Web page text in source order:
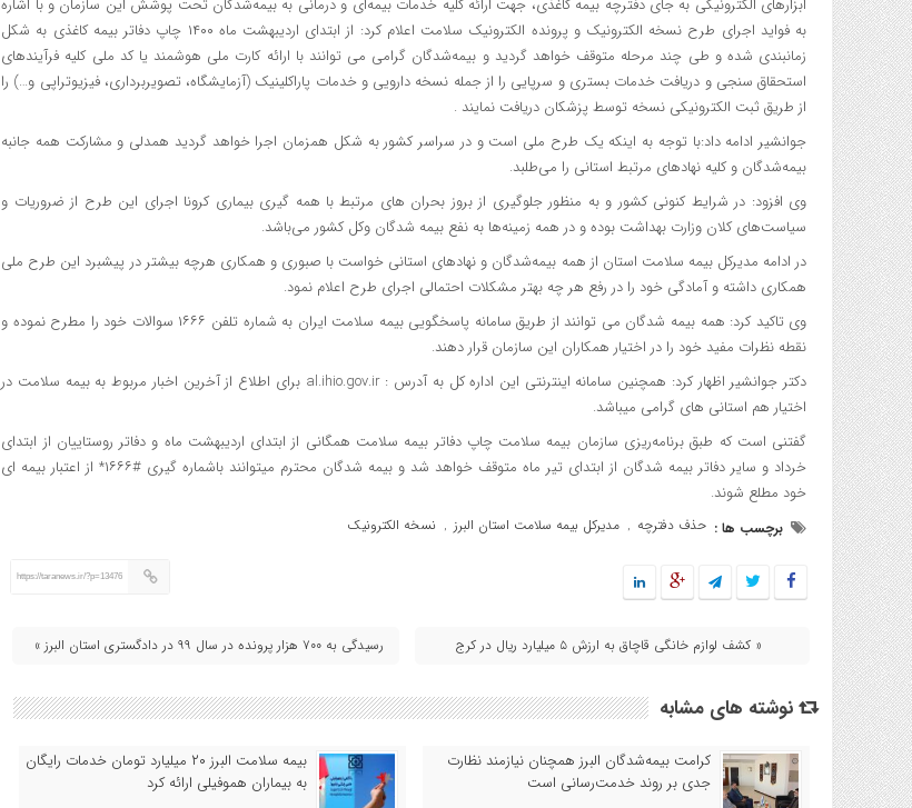
ابزارهای الکترونیکی به جای دفترچه بیمه کاغذی، جهت ارائه کلیه خدمات بیمه‌ای و درمانی به بیمه‌شدگان تحت پوشش این سازمان و با اشاره
به فواید اجرای طرح نسخه الکترونیک و پرونده الکترونیک سلامت اعلام کرد: از ابتدای اردیبهشت ماه ۱۴۰۰ چاپ دفاتر بیمه کاغذی به شکل
زمانبندی شده و طی چند مرحله متوقف خواهد گردید و بیمه‌شدگان گرامی می توانند با ارائه کارت ملی هوشمند یا کد ملی کلیه فرآیندهای
استحقاق سنجی و دریافت خدمات بستری و سرپایی را از جمله نسخه دارویی و خدمات پاراکلینیک (آزمایشگاه، تصویربرداری، فیزیوتراپی و…) را
از طریق ثبت الکترونیکی نسخه توسط پزشکان دریافت نمایند .
جوانشیر ادامه داد:با توجه به اینکه یک طرح ملی است و در سراسر کشور به شکل همزمان اجرا خواهد گردید همدلی و مشارکت همه جانبه
بیمه‌شدگان و کلیه نهادهای مرتبط استانی را می‌طلبد.
وی افزود: در شرایط کنونی کشور و به منظور جلوگیری از بروز بحران های مرتبط با همه گیری بیماری کرونا اجرای این طرح از ضروریات و
سیاست‌های کلان وزارت بهداشت بوده و در همه زمینه‌ها به نفع بیمه شدگان وکل کشور می‌باشد.
در ادامه مدیرکل بیمه سلامت استان از همه بیمه‌شدگان و نهادهای استانی خواست با صبوری و همکاری هرچه بیشتر در پیشبرد این طرح ملی
همکاری داشته و آمادگی خود را در رفع هر چه بهتر مشکلات احتمالی اجرای طرح اعلام نمود.
وی تاکید کرد: همه بیمه شدگان می توانند از طریق سامانه پاسخگویی بیمه سلامت ایران به شماره تلفن ۱۶۶۶ سوالات خود را مطرح نموده و
نقطه نظرات مفید خود را در اختیار همکاران این سازمان قرار دهند.
دکتر جوانشیر اظهار کرد: همچنین سامانه اینترنتی این اداره کل به آدرس : al.ihio.gov.ir برای اطلاع از آخرین اخبار مربوط به بیمه سلامت در
اختیار هم استانی های گرامی میباشد.
گفتنی است که طبق برنامه‌ریزی سازمان بیمه سلامت چاپ دفاتر بیمه سلامت همگانی از ابتدای اردیبهشت ماه و دفاتر روستاییان از ابتدای
خرداد و سایر دفاتر بیمه شدگان از ابتدای تیر ماه متوقف خواهد شد و بیمه شدگان محترم میتوانند باشماره گیری #۱۶۶۶* از اعتبار بیمه ای
خود مطلع شوند.
برچسب ها : حذف دفترچه , مدیرکل بیمه سلامت استان البرز , نسخه الکترونیک
https://taranews.ir/?p=13476
« کشف لوازم خانگی قاچاق به ارزش ۵ میلیارد ریال در کرج رسیدگی به ۷۰۰ هزار پرونده در سال ۹۹ در دادگستری استان البرز »
نوشته های مشابه
کرامت بیمه‌شدگان البرز همچنان نیازمند نظارت
جدی بر روند خدمت‌رسانی است
بیمه سلامت البرز ۲۰ میلیارد تومان خدمات رایگان
به بیماران هموفیلی ارائه کرد